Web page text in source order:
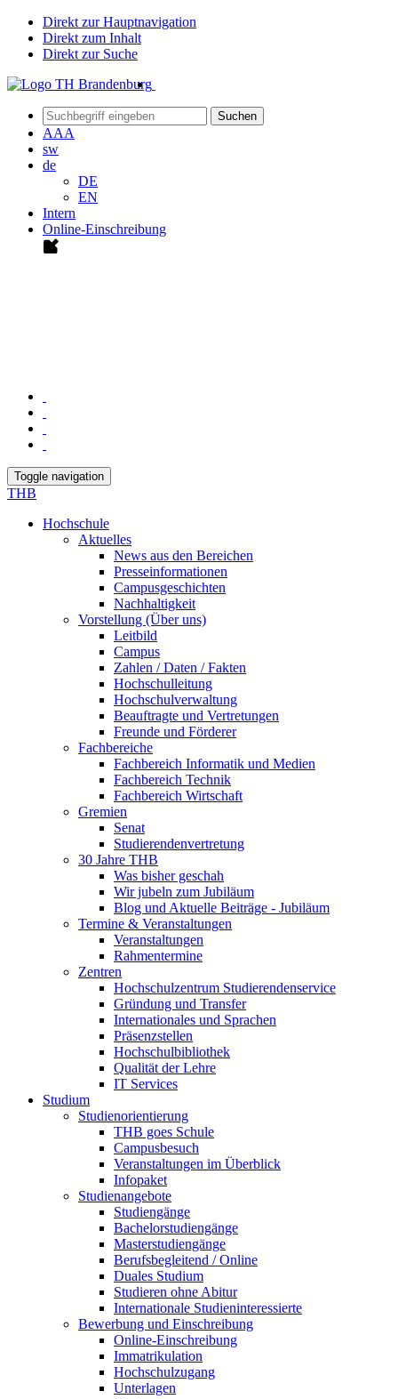
Direkt zur Hauptnavigation
Direkt zum Inhalt
Direkt zur Suche
Suchen
AAA
sw
de
DE
EN
Intern
Online-Einschreibung
Toggle navigation
THB
Hochschule
Aktuelles
News aus den Bereichen
Presseinformationen
Campusgeschichten
Nachhaltigkeit
Vorstellung (Über uns)
Leitbild
Campus
Zahlen / Daten / Fakten
Hochschulleitung
Hochschulverwaltung
Beauftragte und Vertretungen
Freunde und Förderer
Fachbereiche
Fachbereich Informatik und Medien
Fachbereich Technik
Fachbereich Wirtschaft
Gremien
Senat
Studierendenvertretung
30 Jahre THB
Was bisher geschah
Wir jubeln zum Jubiläum
Blog und Aktuelle Beiträge - Jubiläum
Termine & Veranstaltungen
Veranstaltungen
Rahmentermine
Zentren
Hochschulzentrum Studierendenservice
Gründung und Transfer
Internationales und Sprachen
Präsenzstellen
Hochschulbibliothek
Qualität der Lehre
IT Services
Studium
Studienorientierung
THB goes Schule
Campusbesuch
Veranstaltungen im Überblick
Infopaket
Studienangebote
Studiengänge
Bachelorstudiengänge
Masterstudiengänge
Berufsbegleitend / Online
Duales Studium
Studieren ohne Abitur
Internationale Studieninteressierte
Bewerbung und Einschreibung
Online-Einschreibung
Immatrikulation
Hochschulzugang
Unterlagen